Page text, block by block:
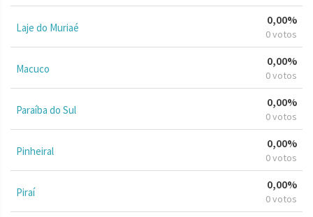
Laje do Muriaé
0,00%
0 votos
Macuco
0,00%
0 votos
Paraíba do Sul
0,00%
0 votos
Pinheiral
0,00%
0 votos
Piraí
0,00%
0 votos